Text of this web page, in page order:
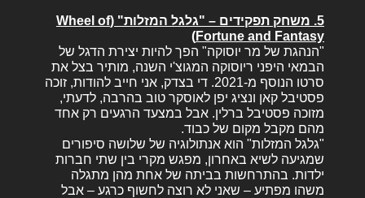
5. משחק תפקידים – "גלגל המזלות" (Wheel of
Fortune and Fantasy)
"הנהגת של מר יוסוקה" הפך להיות יצירת הדגל של
הבמאי היפני ריוסוקה המגוצ'י השנה, מותיר בצל את
סרטו הנוסף מ-2021. די בצדק, אני חייב להודות, זוכה
פסטיבל קאן ונציג יפן לאוסקר טוב בהרבה, לדעתי,
מזוכה פסטיבל ברלין. אבל במצעד הרגעים רק אחד
מהם מקבל מקום של כבוד.
"גלגל המזלות" הוא אנתולוגיה של שלושה סיפורים
שמגיעה לשיא באחרון, מפגש מקרי בין שתי חברות
ילדות. בהתרחשות בביתה של אחת מהן מתגלה
משהו מפתיע – שאני לא רוצה לחשוף כרגע – אבל